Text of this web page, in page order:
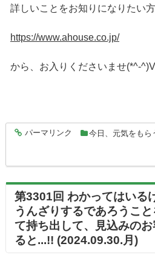
詳しいことをお知りになりたい
https://www.ahouse.co.jp/
から、お入りくださいませ(*^-
entry9141
パーマリンク 今日、元気をもら
第3301回 わかってはいる
うんざりするであろうこ
て持ち出して、見込みの
ると...!! (2024.09.30.月)